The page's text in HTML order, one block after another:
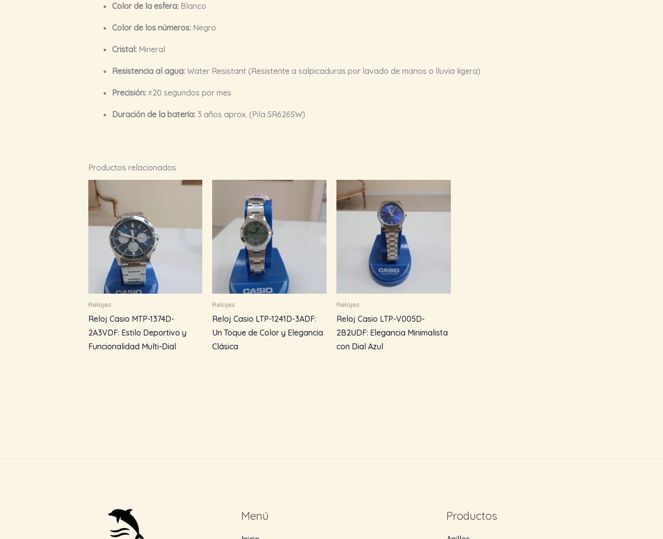
Color de la esfera:Blanco
Color de los números:Negro
Cristal:Mineral
Resistencia al agua:Water Resistant (Resistente a salpicaduras por lavado de manos o lluvia ligera)
Precisión:±20 segundos por mes
Duración de la batería:3 años aprox. (Pila SR626SW)
Productos relacionados
Relojes
Reloj Casio MTP-1374D-
2A3VDF: Estilo Deportivo y
Funcionalidad Multi-Dial
Relojes
Reloj Casio LTP-1241D-3ADF:
Un Toque de Color y Elegancia
Clásica
Relojes
Reloj Casio LTP-V005D-
2B2UDF: Elegancia Minimalista
con Dial Azul
Menú Productos